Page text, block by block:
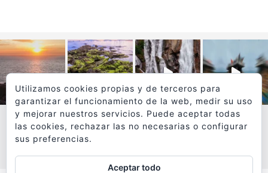
VER MÁS
Utilizamos cookies propias y de terceros para
garantizar el funcionamiento de la web, medir su uso
y mejorar nuestros servicios. Puede aceptar todas
las cookies, rechazar las no necesarias o configurar
sus preferencias.
Aceptar todo